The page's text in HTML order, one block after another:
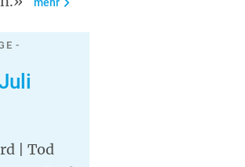
mehr
-
| Tod